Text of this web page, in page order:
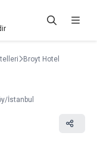
Broyt Hotel
İstanbul